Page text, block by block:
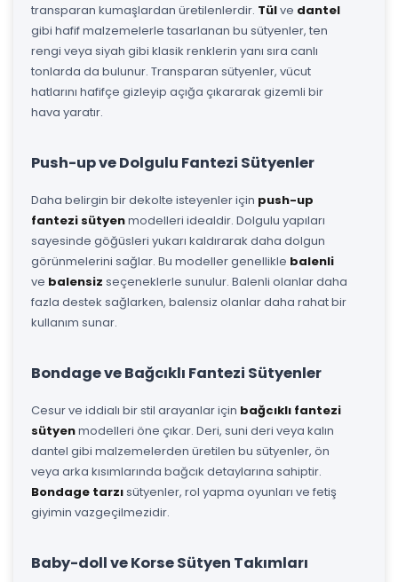
transparan kumaşlardan üretilenlerdir. Tülve dantel
gibi hafif malzemelerle tasarlanan bu sütyenler, ten
rengi veya siyah gibi klasik renklerin yanı sıra canlı
tonlarda da bulunur. Transparan sütyenler, vücut
hatlarını hafifçe gizleyip açığa çıkararak gizemli bir
hava yaratır.
Push-up ve Dolgulu Fantezi Sütyenler
Daha belirgin bir dekolte isteyenler için push-up
fantezi sütyenmodelleri idealdir. Dolgulu yapıları
sayesinde göğüsleri yukarı kaldırarak daha dolgun
görünmelerini sağlar. Bu modeller genellikle balenli
ve balensiz seçeneklerle sunulur. Balenli olanlar daha
fazla destek sağlarken, balensiz olanlar daha rahat bir
kullanım sunar.
Bondage ve Bağcıklı Fantezi Sütyenler
Cesur ve iddialı bir stil arayanlar için bağcıklı fantezi
sütyenmodelleri öne çıkar. Deri, suni deri veya kalın
dantel gibi malzemelerden üretilen bu sütyenler, ön
veya arka kısımlarında bağcık detaylarına sahiptir.
Bondage tarzısütyenler, rol yapma oyunları ve fetiş
giyimin vazgeçilmezidir.
Baby-doll ve Korse Sütyen Takımları